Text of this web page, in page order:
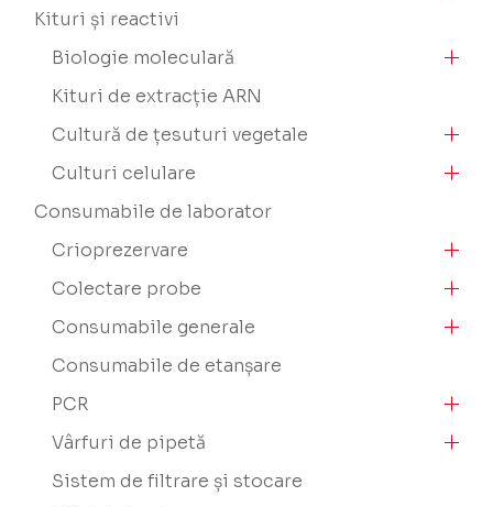
Kituri și reactivi
Biologie moleculară
Kituri de extracție ARN
Cultură de țesuturi vegetale
Culturi celulare
Consumabile de laborator
Crioprezervare
Colectare probe
Consumabile generale
Consumabile de etanșare
PCR
Vârfuri de pipetă
Sistem de filtrare și stocare